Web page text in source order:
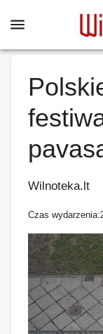
Wilnoteka.lt
Czas wydarzenia: